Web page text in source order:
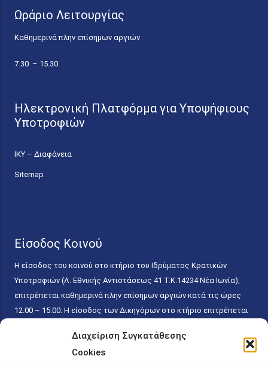
Διαχείριση Συγκατάθεσης
Cookies
Ωράριο Λειτουργίας
Καθημερινά πλην επίσημων αργιών
7.30 – 15.30
Ηλεκτρονική Πλατφόρμα για Υποψήφιους
Υποτροφιών
ΙΚΥ – Διαφάνεια
Sitemap
Είσοδος Κοινού
Η είσοδος του κοινού στο κτήριο του Ιδρύματος Κρατικών
Υποτροφιών (Λ. Εθνικής Αντιστάσεως 41 T.K.14234 Νέα Ιωνία),
επιτρέπεται καθημερινά πλην επίσημων αργιών κατά τις ώρες
12.00 – 15.00. Η είσοδος των Δικηγόρων στο κτήριο επιτρέπεται
κάθε εργάσιμη ημέρα και ώρα χωρίς κανέναν χρονικό ή άλλο
περιορισμό. Η είσοδος του κοινού ειδικά στο γραφείο του